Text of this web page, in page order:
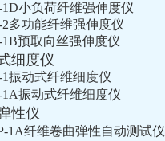
1D小负荷纤维强伸度仪
多功能纤维强伸度仪
1B预取向丝强伸度仪
细度仪
振动式纤维细度仪
振动式纤维细度仪
性仪
1A纤维卷曲弹性自动测试仪